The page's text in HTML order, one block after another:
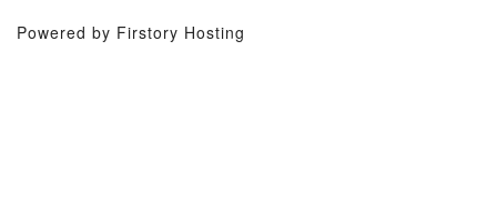
Powered by Firstory Hosting